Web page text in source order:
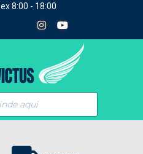
8:00 - 18:00